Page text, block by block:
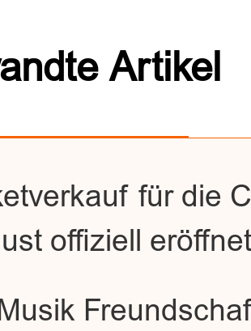
Artikel
für die
offiziell eröffnet